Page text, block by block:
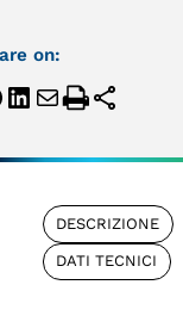
on:
DESCRIZIONE
DATI TECNICI